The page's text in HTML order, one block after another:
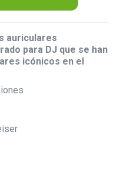
auriculares
para DJ que se han
icónicos en el